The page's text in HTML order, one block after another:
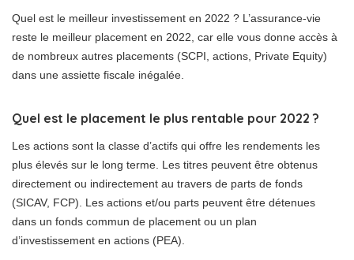
Quel est le meilleur investissement en 2022 ? L’assurance-vie
reste le meilleur placement en 2022, car elle vous donne accès à
de nombreux autres placements (SCPI, actions, Private Equity)
dans une assiette fiscale inégalée.
Quel est le placement le plus rentable pour 2022 ?
Les actions sont la classe d’actifs qui offre les rendements les
plus élevés sur le long terme. Les titres peuvent être obtenus
directement ou indirectement au travers de parts de fonds
(SICAV, FCP). Les actions et/ou parts peuvent être détenues
dans un fonds commun de placement ou un plan
d’investissement en actions (PEA).